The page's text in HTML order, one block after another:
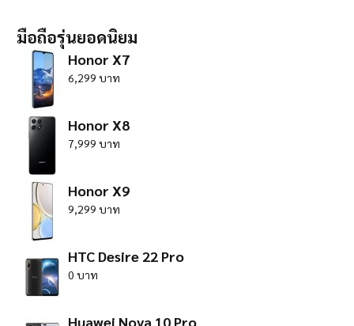
มือถือรุ่นยอดนิยม
Honor X7
6,299 บาท
Honor X8
7,999 บาท
Honor X9
9,299 บาท
HTC Desire 22 Pro
0 บาท
Huawei Nova 10 Pro